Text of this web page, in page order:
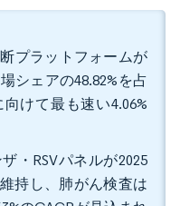
プラットフォームが
シェアの48.82%を占
けて最も速い4.06%
・RSVパネルが2025
持し、肺がん検査は